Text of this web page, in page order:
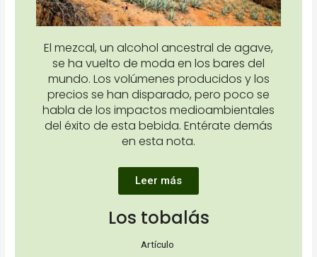
El mezcal, un alcohol ancestral de agave,
se ha vuelto de moda en los bares del
mundo. Los volúmenes producidos y los
precios se han disparado, pero poco se
habla de los impactos medioambientales
del éxito de esta bebida. Entérate demás
en esta nota.
Leer más
Los tobalás
Artículo